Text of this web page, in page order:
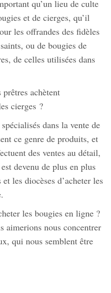
qu’un lieu de culte
et de cierges, qu’il
les offrandes des fidèles
ou de bougies de
de celles utilisées dans
achètent
cierges ?
dans la vente de
ce genre de produits, et
des ventes au détail,
devenu de plus en plus
les diocèses d’acheter les
les bougies en ligne ?
aimerions nous concentrer
qui nous semblent être